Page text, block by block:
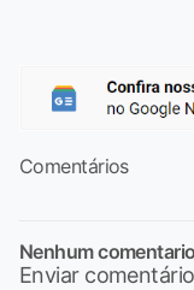
Comentários
Nenhum
Enviar comentário